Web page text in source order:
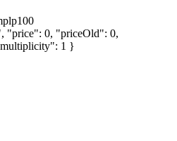
"price": 0, "priceOld": 0,
1 }